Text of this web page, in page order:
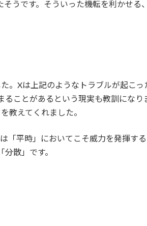
うです。そういった機転を利かせる
。Xは上記のようなトラブルが起こ
ことがあるという現実も教訓になり
教えてくれました。
「平時」においてこそ威力を発揮す
散」です。